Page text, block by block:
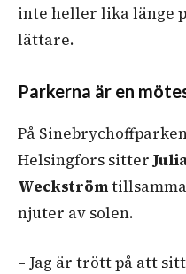
inte heller lika länge
lättare.
Parkerna är en
På
Helsingfors sitter
Weckström
njuter av solen.
– Jag är trött på att